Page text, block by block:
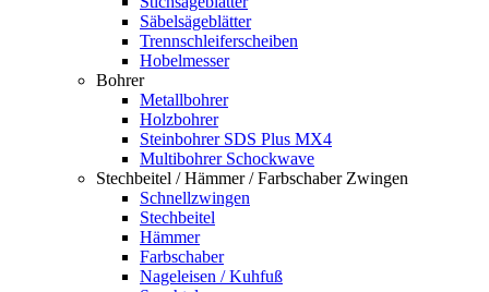
Säbelsägeblätter
Trennschleiferscheiben
Hobelmesser
Bohrer
Metallbohrer
Holzbohrer
Steinbohrer SDS Plus MX4
Multibohrer Schockwave
Stechbeitel / Hämmer / Farbschaber Zwingen
Schnellzwingen
Stechbeitel
Hämmer
Farbschaber
Nageleisen / Kuhfuß